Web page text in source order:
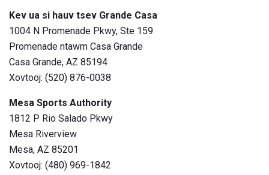
Kev ua si hauv tsev Grande Casa
1004 N Promenade Pkwy, Ste 159
Promenade ntawm Casa Grande
Casa Grande, AZ 85194
Xovtooj: (520) 876-0038
Mesa Sports Authority
1812 P Rio Salado Pkwy
Mesa Riverview
Mesa, AZ 85201
Xovtooj: (480) 969-1842